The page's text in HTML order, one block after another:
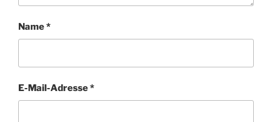
Name*
E-Mail-Adresse*